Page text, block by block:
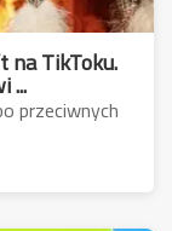
TikToku.
...
przeciwnych